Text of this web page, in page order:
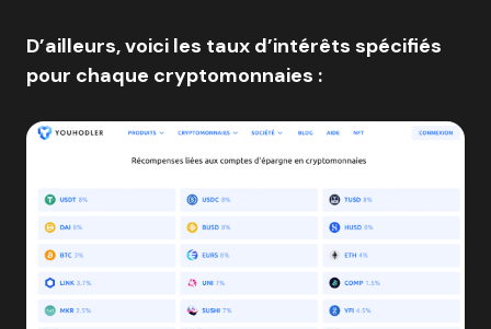
D’ailleurs, voici les taux d’intérêts spécifiés
pour chaque cryptomonnaies :